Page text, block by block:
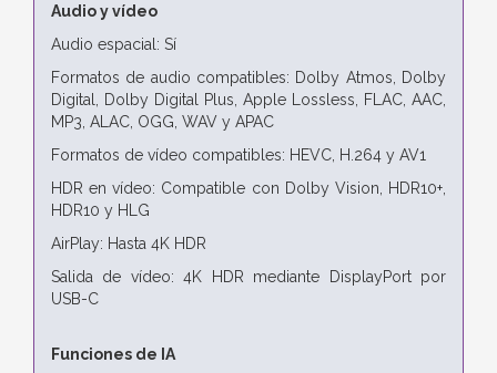
Audio y vídeo
Audio espacial: Sí
Formatos de audio compatibles: Dolby Atmos, Dolby
Digital, Dolby Digital Plus, Apple Lossless, FLAC, AAC,
MP3, ALAC, OGG, WAV y APAC
Formatos de vídeo compatibles: HEVC, H.264 y AV1
HDR en vídeo: Compatible con Dolby Vision, HDR10+,
HDR10 y HLG
AirPlay: Hasta 4K HDR
Salida de vídeo: 4K HDR mediante DisplayPort por
USB-C
Funciones de IA